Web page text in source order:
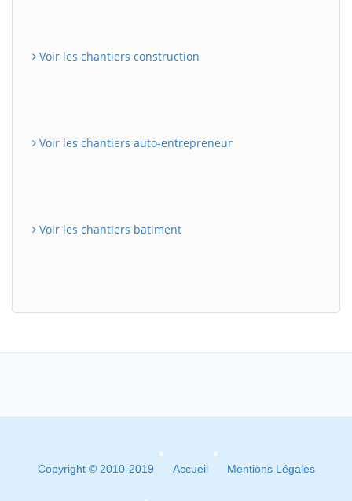
Voir les chantiers construction
Voir les chantiers auto-entrepreneur
Voir les chantiers batiment
Copyright © 2010-2019 Accueil Mentions Légales